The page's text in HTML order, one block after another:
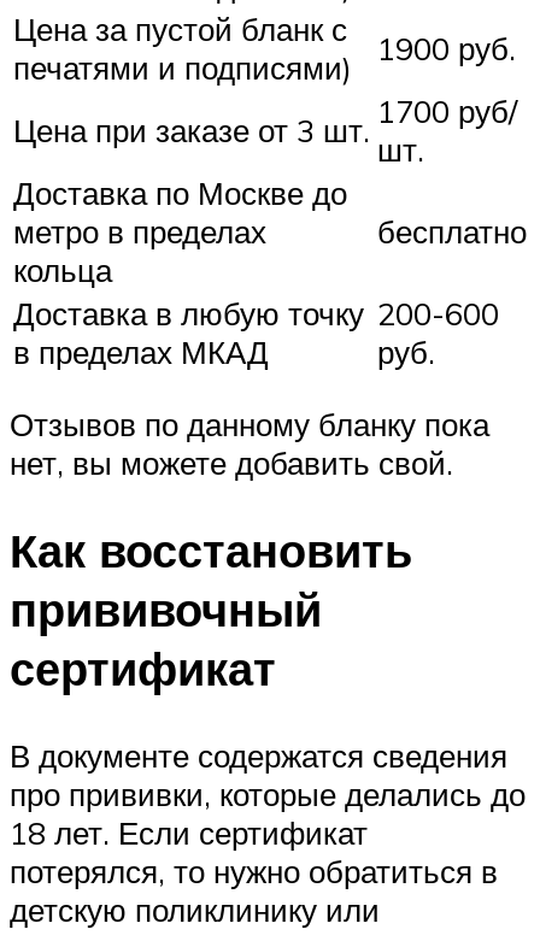
Цена за пустой бланк с
печатями и подписями)
1900 руб.
Цена при заказе от 3 шт. 1700 руб/
шт.
Доставка по Москве до
метро в пределах
кольца
бесплатно
Доставка в любую точку
в пределах МКАД
200-600
руб.
Отзывов по данному бланку пока
нет, вы можете добавить свой.
Как восстановить
прививочный
сертификат­
В документе содержатся сведения
про прививки, которые делались до
18 лет. Если сертификат
потерялся, то нужно обратиться в
детскую поликлинику или